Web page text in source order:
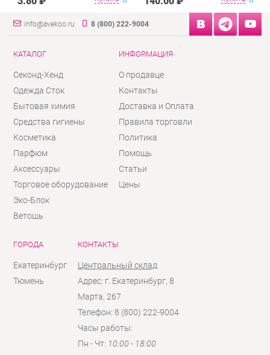
info@avekoo.ru 8 (800) 222-9004
КАТАЛОГ
Секонд-Хенд
Одежда Сток
Бытовая химия
Средства гигиены
Косметика
Парфюм
Аксессуары
Торговое оборудование
Эко-Блок
Ветошь
ИНФОРМАЦИЯ
О продавце
Контакты
Доставка и Оплата
Правила торговли
Политика
Помощь
Статьи
Цены
ГОРОДА
Екатеринбург
Тюмень
КОНТАКТЫ
Центральный склад
Адрес: г. Екатеринбург, 8
Марта, 267
Телефон: 8 (800) 222-9004
Часы работы:
Пн - Чт: 10:00 - 18:00